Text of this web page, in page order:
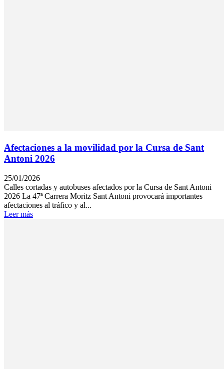
Afectaciones a la movilidad por la Cursa de Sant
Antoni 2026
25/01/2026
Calles cortadas y autobuses afectados por la Cursa de Sant Antoni
2026 La 47ª Carrera Moritz Sant Antoni provocará importantes
afectaciones al tráfico y al...
Leer más